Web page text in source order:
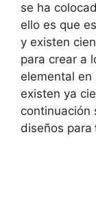
se ha
ello es que
y existen
para crear a
elemental
existen ya
continuación
diseños para